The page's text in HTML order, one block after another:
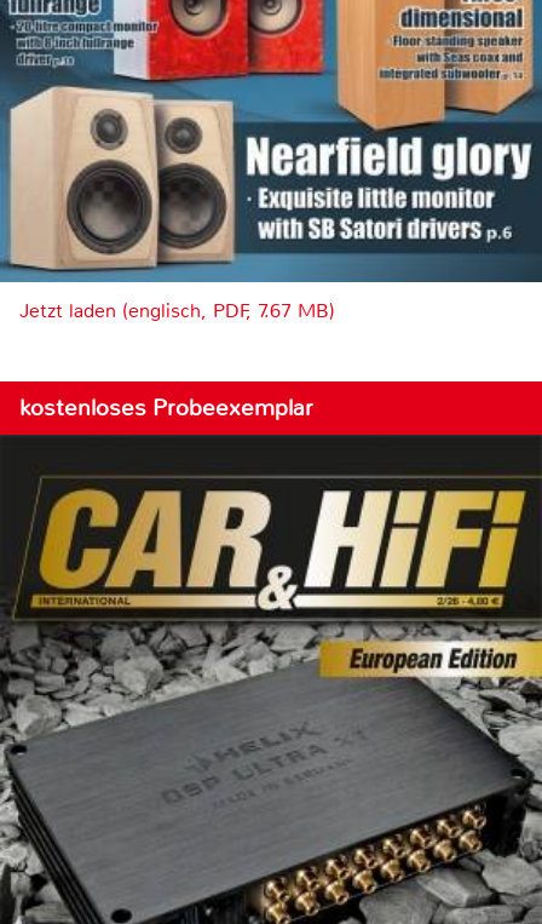
Jetzt laden (englisch, PDF, 7.67 MB)
kostenloses Probeexemplar